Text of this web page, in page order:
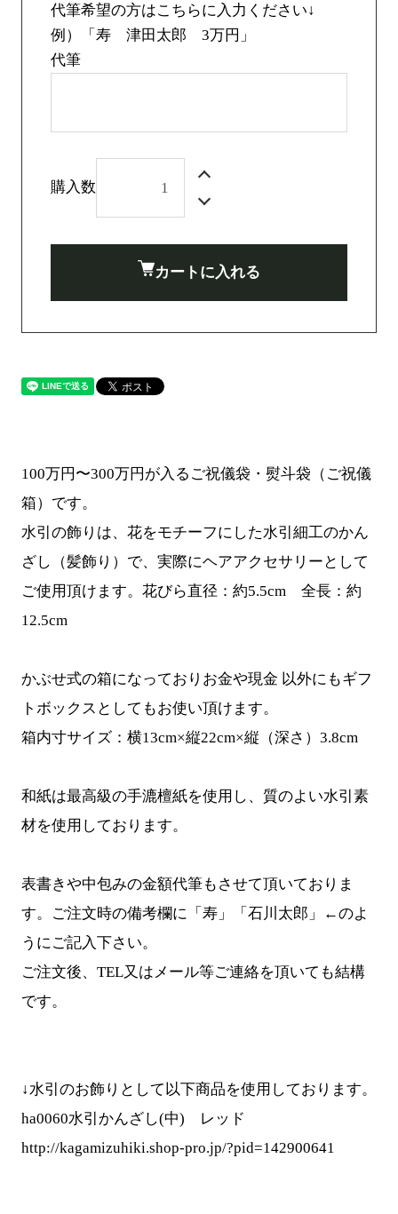
100万円〜300万円が入るご祝儀袋・熨斗袋（ご祝儀
箱）です。
水引の飾りは、花をモチーフにした水引細工のかん
ざし（髪飾り）で、実際にヘアアクセサリーとして
ご使用頂けます。花びら直径：約5.5cm 全長：約
12.5cm
かぶせ式の箱になっておりお金や現金 以外にもギフ
トボックスとしてもお使い頂けます。
箱内寸サイズ：横13cm×縦22cm×縦（深さ）3.8cm
和紙は最高級の手漉檀紙を使用し、質のよい水引素
材を使用しております。
表書きや中包みの金額代筆もさせて頂いておりま
す。ご注文時の備考欄に「寿」「石川太郎」←のよ
うにご記入下さい。
ご注文後、TEL又はメール等ご連絡を頂いても結構
です。
↓水引のお飾りとして以下商品を使用しております。
ha0060水引かんざし(中) レッド
http://kagamizuhiki.shop-pro.jp/?pid=142900641
代筆希望の方はこちらに入力ください↓
例）「寿 津田太郎 3万円」
代筆
購入数
カートに入れる